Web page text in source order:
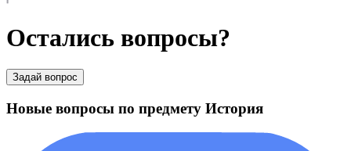
Остались вопросы?
Задай вопрос
Новые вопросы по предмету История